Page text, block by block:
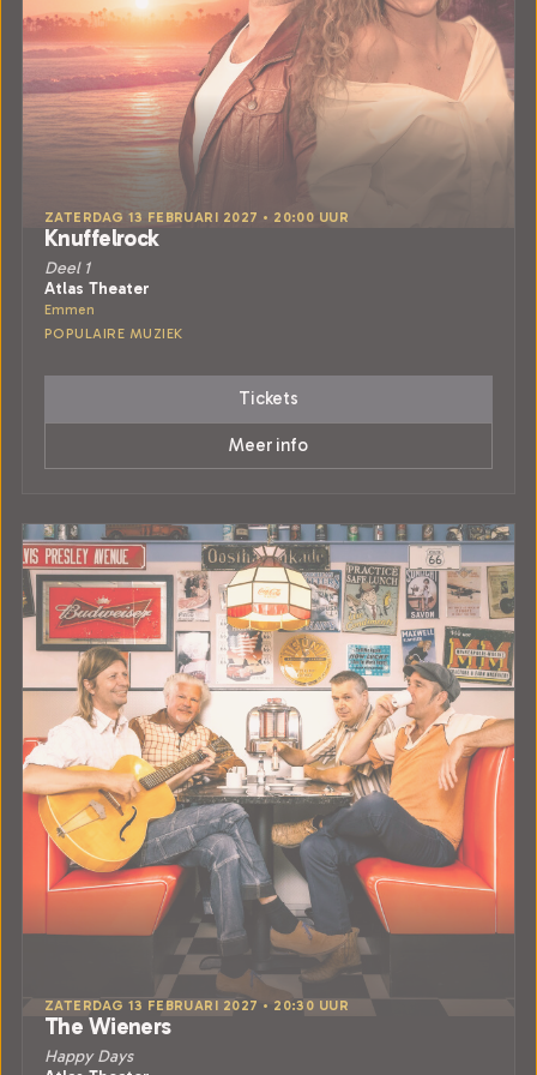
ZATERDAG 13 FEBRUARI 2027 • 20:00 UUR
Knuffelrock
Deel 1
Atlas Theater
Emmen
POPULAIRE MUZIEK
Tickets
Meer info
ZATERDAG 13 FEBRUARI 2027 • 20:30 UUR
The Wieners
Happy Days